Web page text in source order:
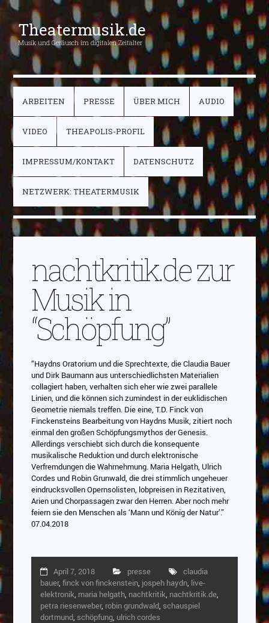
Theatermusik.de
Musik und Geräusch im digitalen Zeitalter
ARBEITEN PRESSE ÜBER MICH AUDIO
VIDEO THEAPOLIS-PROFIL
IMPRESSUM/KONTAKT DATENSCHUTZ
NETZWERK: THEATERMUSIK
nachtkritik.de zur
Musik in
“Schöpfung”
“Haydns Oratorium und die Sprechtexte, die Claudia Bauer
und Dirk Baumann aus unterschiedlichsten Materialien
collagiert haben, verhalten sich eher wie zwei parallele
Linien, und die können sich zumindest in der euklidischen
Geometrie niemals treffen. Die eine, T.D. Finck von
Finckensteins Bearbeitung von Haydns Musik, zitiert noch
einmal den großen Schöpfungsmythos der Genesis.
Allerdings verschiebt sich durch die konsequente
musikalische Reduktion und durch elektronische
Verfremdungen die Wahrnehmung. Maria Helgath, Ulrich
Cordes und Robin Grunwald, die drei stimmlich ungeheuer
eindrucksvollen Opernsolisten, lobpreisen in Rezitativen,
Arien und Chorpassagen zwar den Herren. Aber noch mehr
feiern sie den Menschen als ‘Mann und König der Natur’.”
07.04.2018
April 7, 2018 presse
claudia
bauer,finck von finckenstein, jospeh haydn, live-
elektronik, maria helgath, nachtkritik, nachtkritik.de,
petra riesenweber, robin grundwald, schauspiel
dortmund, schöpfung, ulrich cordes